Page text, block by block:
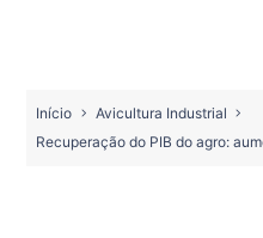
Início
Avicultura Industrial
Recuperação do PIB do agro: